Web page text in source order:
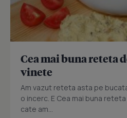
Cea mai buna reteta
vinete
Am vazut reteta asta pe
o incerc. E Cea mai buna
cate am...